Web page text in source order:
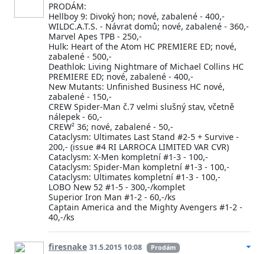
PRODÁM:
Hellboy 9: Divoký hon; nové, zabalené - 400,-
WILDC.A.T.S. - Návrat domů; nové, zabalené - 360,-
Marvel Apes TPB - 250,-
Hulk: Heart of the Atom HC PREMIERE ED; nové,
zabalené - 500,-
Deathlok: Living Nightmare of Michael Collins HC
PREMIERE ED; nové, zabalené - 400,-
New Mutants: Unfinished Business HC nové,
zabalené - 150,-
CREW Spider-Man č.7 velmi slušný stav, včetně
nálepek - 60,-
CREW² 36; nové, zabalené - 50,-
Cataclysm: Ultimates Last Stand #2-5 + Survive -
200,- (issue #4 RI LARROCA LIMITED VAR CVR)
Cataclysm: X-Men kompletní #1-3 - 100,-
Cataclysm: Spider-Man kompletní #1-3 - 100,-
Cataclysm: Ultimates kompletní #1-3 - 100,-
LOBO New 52 #1-5 - 300,-/komplet
Superior Iron Man #1-2 - 60,-/ks
Captain America and the Mighty Avengers #1-2 -
40,-/ks
firesnake 31.5.2015 10:08 Prodám